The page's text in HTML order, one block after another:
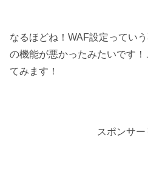
なるほどね！WAF設定ってい
の機能が悪かったみたいです
てみます！
スポンサー